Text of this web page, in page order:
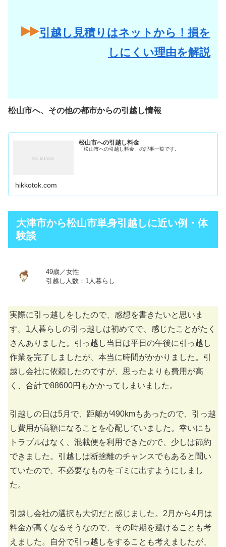
引越し見積りはネットから！損を
しにくい理由を解説
松山市へ、その他の都市からの引越し情報
松山市への引越し料金
「松山市への引越し料金」の記事一覧です。
hikkotok.com
大津市から松山市単身引越しに近い例・体
験談
49歳／女性
引越し人数：1人暮らし
実際に引っ越しをしたので、感想を書きたいと思いま
す。1人暮らしの引っ越しは初めてで、感じたことがたく
さんありました。引っ越し当日は平日の午後に引っ越し
作業を完了しましたが、本当に時間がかかりました。引
越し会社に依頼したのですが、思ったよりも費用が高
く、合計で88600円もかかってしまいました。
引越しの日は5月で、距離が490kmもあったので、引っ越
し費用が高額になることを心配していました。幸いにも
トラブルはなく、混載便を利用できたので、少しは節約
できました。引越しは断捨離のチャンスでもあると聞い
ていたので、不必要なものをゴミに出すようにしまし
た。
引越し会社の選択も大切だと感じました。2月から4月は
料金が高くなるそうなので、その時期を避けることも考
えました。自分で引っ越しをすることも考えましたが、